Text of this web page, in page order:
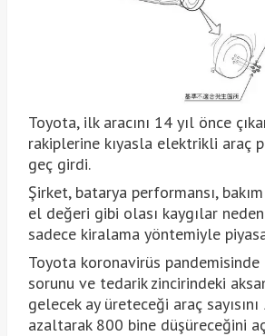
Toyota, ilk aracını 14 yıl önce
rakiplerine kıyasla elektrikli araç
geç girdi.
Şirket, batarya performansı,
el değeri gibi olası kaygılar
sadece kiralama yöntemiyle
Toyota koronavirüs pandemisinde
sorunu ve tedarik zincirindeki
gelecek ay üreteceği araç
azaltarak 800 bine düşüreceğini